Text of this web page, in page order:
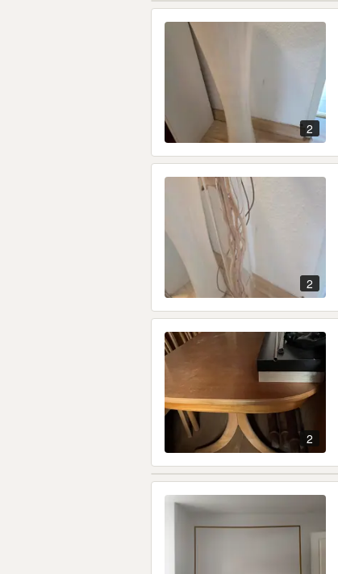
2
2
2